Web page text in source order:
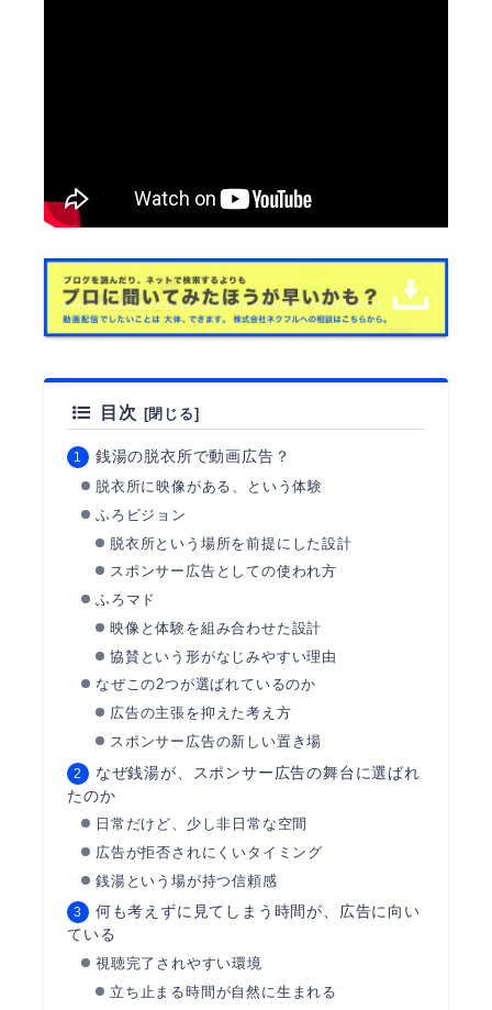
目次
銭湯の脱衣所で動画広告？
脱衣所に映像がある、という体験
ふろビジョン
脱衣所という場所を前提にした設計
スポンサー広告としての使われ方
ふろマド
映像と体験を組み合わせた設計
協賛という形がなじみやすい理由
なぜこの2つが選ばれているのか
広告の主張を抑えた考え方
スポンサー広告の新しい置き場
なぜ銭湯が、スポンサー広告の舞台に選ばれ
たのか
日常だけど、少し非日常な空間
広告が拒否されにくいタイミング
銭湯という場が持つ信頼感
何も考えずに見てしまう時間が、広告に向い
ている
視聴完了されやすい環境
立ち止まる時間が自然に生まれる